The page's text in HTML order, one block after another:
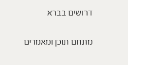
דרושים בברא
מתחם תוכן ומאמרים